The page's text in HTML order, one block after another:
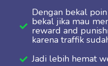
Dengan bekal
bekal jika mau
reward and
karena traffik
Jadi lebih hemat